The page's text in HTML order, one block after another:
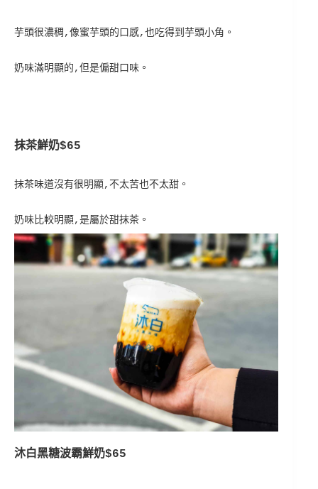
芋頭很濃稠,像蜜芋頭的口感,也吃得到芋頭小角。
奶味滿明顯的,但是偏甜口味。
抹茶鮮奶$65
抹茶味道沒有很明顯,不太苦也不太甜。
奶味比較明顯,是屬於甜抹茶。
沐白黑糖波霸鮮奶$65